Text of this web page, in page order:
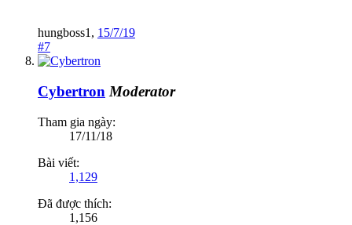
hungboss1, 15/7/19
#7
Cybertron Moderator
Tham gia ngày:
17/11/18
Bài viết:
1,129
Đã được thích:
1,156